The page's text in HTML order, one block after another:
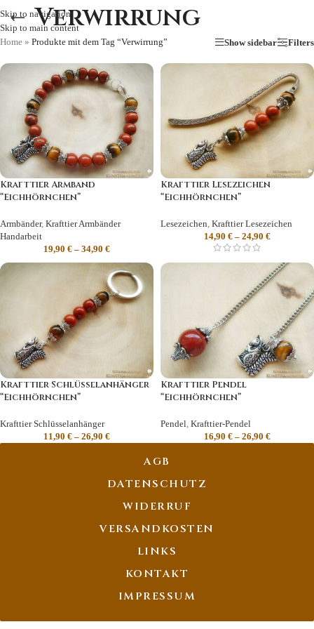
Skip to navigation
Skip to main content
Verwirrung
Home » Produkte mit dem Tag “Verwirrung” Show sidebar Filters
Krafttier Armband
“Eichhörnchen”
Armbänder, Krafttier Armbänder
Handarbeit
19,90 € – 34,90 €
Krafttier Lesezeichen
“Eichhörnchen”
Lesezeichen, Krafttier Lesezeichen
14,90 € – 24,90 €
Krafttier Schlüsselanhänger
“Eichhörnchen”
Krafttier Schlüsselanhänger
11,90 € – 26,90 €
Krafttier Pendel
“Eichhörnchen”
Pendel Krafttier-Pendel
16,90 € – 26,90 €
AGB
DATENSCHUTZ
WIDERRUF
VERSANDKOSTEN
LINKS
KONTAKT
IMPRESSUM